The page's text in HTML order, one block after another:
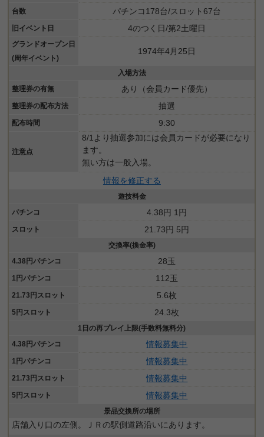
台数 パチンコ178台/スロット67台
旧イベント日 4のつく日/第2土曜日
グランドオープン日
(周年イベント)
1974年4月25日
入場方法
整理券の有無
あり（会員カード優先）
整理券の配布方法 抽選
配布時間 9:30
注意点
8/1より抽選参加には会員カードが必要になり
ます。
無い方は一般入場。
情報を修正する
遊技料金
パチンコ
4.38円 1円
スロット 21.73円 5円
交換率(換金率)
4.38円パチンコ
28玉
1円パチンコ 112玉
21.73円スロット 5.6枚
5円スロット 24.3枚
1日の再プレイ上限(手数料無料分)
4.38円パチンコ
情報募集中
1円パチンコ 情報募集中
21.73円スロット 情報募集中
5円スロット 情報募集中
景品交換所の場所
店舗入り口の左側。ＪＲの駅側道路沿いにあります。